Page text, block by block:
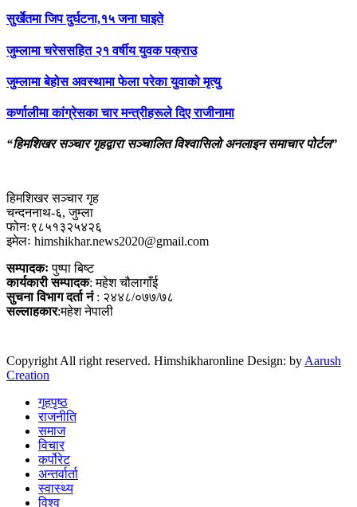
सुर्खेतमा जिप दुर्घटना,१५ जना घाइते
जुम्लामा चरेससहित २१ वर्षीय युवक पक्राउ
जुम्लामा बेहोस अवस्थामा फेला परेका युवाको मृत्यु
कर्णालीमा कांग्रेसका चार मन्त्रीहरूले दिए राजीनामा
“हिमशिखर सञ्चार गृहद्वारा सञ्चालित विश्वासिलो अनलाइन समाचार पोर्टल”
हिमशिखर सञ्चार गृह
चन्दननाथ-६, जुम्ला
फोनः९८५१३२५४२६
इमेलः himshikhar.news2020@gmail.com
सम्पादकःपुष्पा बिष्ट
कार्यकारी सम्पादक: महेश चौलागाँई
सुचना विभाग दर्ता नं: २४४८/०७७/७८
सल्लाहकार:महेश नेपाली
Copyright All right reserved. Himshikharonline Design: byAarush
Creation
गृहपृष्ठ
राजनीति
समाज
विचार
कर्पोरेट
अन्तर्वार्ता
स्वास्थ्य
विश्व